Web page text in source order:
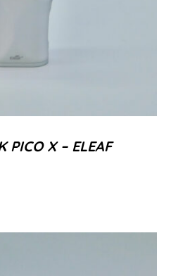
PICO X – ELEAF